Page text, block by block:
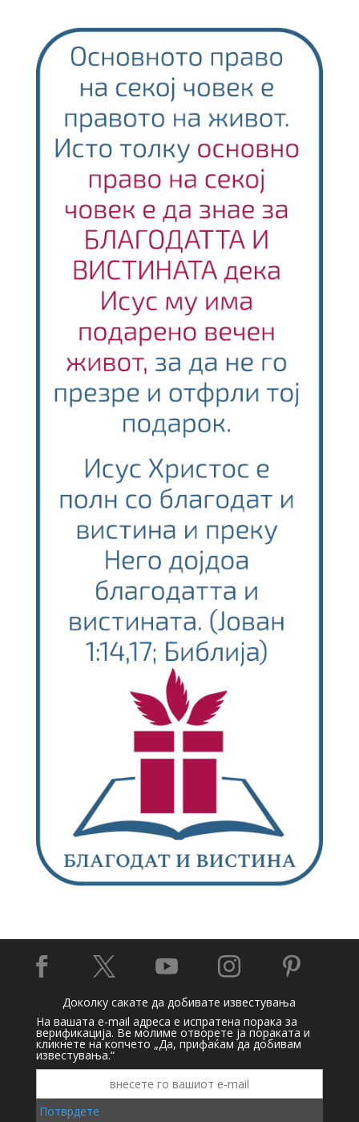
    
Доколку сакате да добивате известувања
На вашата e-mail адреса е испратена порака за
верификација. Ве молиме отворете ја пораката и
кликнете на копчето „Да, прифаќам да добивам
известувања.“
Потврдете